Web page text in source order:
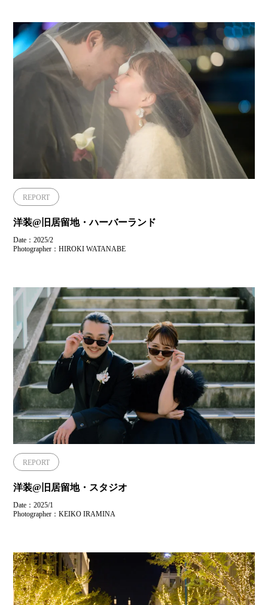
REPORT
洋装@旧居留地・ハーバーランド
Date：2025/2
Photographer：HIROKI WATANABE
REPORT
洋装@旧居留地・スタジオ
Date：2025/1
Photographer：KEIKO IRAMINA